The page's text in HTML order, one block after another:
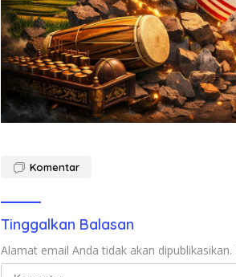
Komentar
Tinggalkan Balasan
Alamat email Anda tidak akan dipublikasikan.